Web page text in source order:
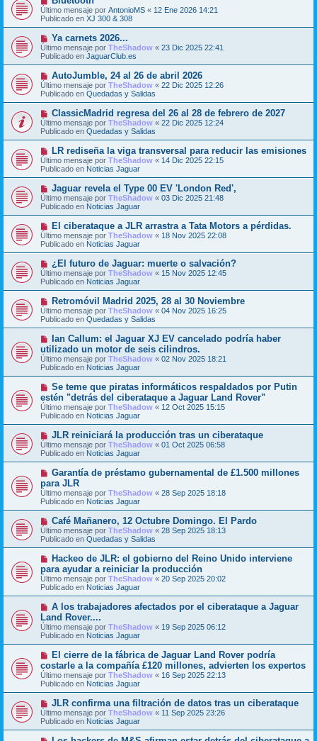
j
e
m
e
n
s
a
j
e
u
e
v
o
m
e
n
s
a
j
e
Último mensaje por AntonioMS « 12 Ene 2026 14:21
Publicado en XJ 300 & 308
N
u
e
v
m
e
n
s
a
j
e
Ya carnets 2026...
Último mensaje por TheShadow « 23 Dic 2025 22:41
Publicado en JaguarClub.es
N
u
e
v
m
e
n
s
j
e
AutoJumble, 24 al 26 de abril 2026
Último mensaje por TheShadow « 22 Dic 2025 12:26
Publicado en Quedadas y Salidas
N
u
e
v
o
m
e
n
s
a
j
e
ClassicMadrid regresa del 26 al 28 de febrero de 2027
Último mensaje por TheShadow « 22 Dic 2025 12:24
Publicado en Quedadas y Salidas
N
u
e
v
m
e
n
s
j
e
LR rediseña la viga transversal para reducir las emisiones
Último mensaje por TheShadow « 14 Dic 2025 22:15
Publicado en Noticias Jaguar
N
u
e
v
o
m
e
n
s
j
e
Jaguar revela el Type 00 EV 'London Red',
Último mensaje por TheShadow « 03 Dic 2025 21:48
Publicado en Noticias Jaguar
N
u
e
v
m
e
n
s
j
e
El ciberataque a JLR arrastra a Tata Motors a pérdidas.
Último mensaje por TheShadow « 18 Nov 2025 22:08
Publicado en Noticias Jaguar
N
u
e
v
o
m
e
n
s
j
e
¿El futuro de Jaguar: muerte o salvación?
Último mensaje por TheShadow « 15 Nov 2025 12:45
Publicado en Noticias Jaguar
N
u
e
v
o
m
e
n
s
a
e
Retromóvil Madrid 2025, 28 al 30 Noviembre
Último mensaje por TheShadow « 04 Nov 2025 16:25
Publicado en Quedadas y Salidas
N
u
e
v
o
m
e
n
s
a
Ian Callum: el Jaguar XJ EV cancelado podría haber
utilizado un motor de seis cilindros.
Último mensaje por TheShadow « 02 Nov 2025 18:21
Publicado en Noticias Jaguar
N
u
e
v
o
m
e
n
s
a
Se teme que piratas informáticos respaldados por Putin
estén "detrás del ciberataque a Jaguar Land Rover"
Último mensaje por TheShadow « 12 Oct 2025 15:15
Publicado en Noticias Jaguar
N
u
e
v
m
e
n
s
a
e
JLR reiniciará la producción tras un ciberataque
Último mensaje por TheShadow « 01 Oct 2025 06:58
Publicado en Noticias Jaguar
N
e
v
o
m
e
n
s
a
e
Garantía de préstamo gubernamental de £1.500 millones
para JLR
Último mensaje por TheShadow « 28 Sep 2025 18:18
Publicado en Noticias Jaguar
N
u
e
v
o
m
e
n
s
a
e
Café Mañanero, 12 Octubre Domingo. El Pardo
Último mensaje por TheShadow « 28 Sep 2025 18:13
Publicado en Quedadas y Salidas
N
e
v
o
m
e
n
s
a
e
Hackeo de JLR: el gobierno del Reino Unido interviene
para ayudar a reiniciar la producción
Último mensaje por TheShadow « 20 Sep 2025 20:02
Publicado en Noticias Jaguar
N
e
v
o
m
n
s
a
A los trabajadores afectados por el ciberataque a Jaguar
Land Rover....
Último mensaje por TheShadow « 19 Sep 2025 06:12
Publicado en Noticias Jaguar
N
e
v
o
m
e
n
s
a
El cierre de la fábrica de Jaguar Land Rover podría
costarle a la compañía £120 millones, advierten los expertos
Último mensaje por TheShadow « 16 Sep 2025 22:13
Publicado en Noticias Jaguar
N
u
e
v
o
JLR confirma una filtración de datos tras un ciberataque
Último mensaje por TheShadow « 11 Sep 2025 23:26
Publicado en Noticias Jaguar
N